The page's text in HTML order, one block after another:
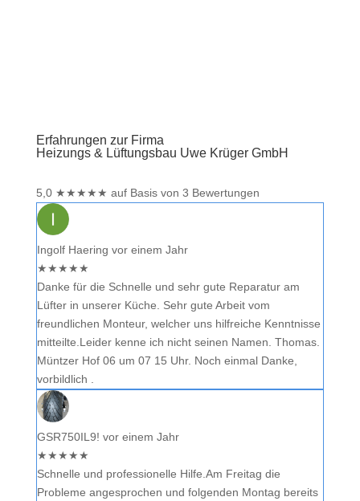
Erfahrungen zur Firma
Heizungs & Lüftungsbau Uwe Krüger GmbH
5,0 ★★★★★ auf Basis von 3 Bewertungen
Ingolf Haering vor einem Jahr
★★★★★
Danke für die Schnelle und sehr gute Reparatur am
Lüfter in unserer Küche. Sehr gute Arbeit vom
freundlichen Monteur, welcher uns hilfreiche Kenntnisse
mitteilte.Leider kenne ich nicht seinen Namen. Thomas.
Müntzer Hof 06 um 07 15 Uhr. Noch einmal Danke,
vorbildlich .
GSR750IL9! vor einem Jahr
★★★★★
Schnelle und professionelle Hilfe.Am Freitag die
Probleme angesprochen und folgenden Montag bereits